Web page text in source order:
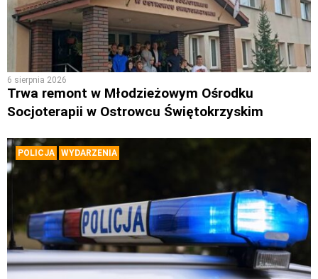
6 sierpnia 2026
Trwa remont w Młodzieżowym Ośrodku
Socjoterapii w Ostrowcu Świętokrzyskim
POLICJA WYDARZENIA